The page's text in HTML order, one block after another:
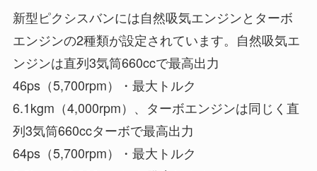
新型ピクシスバンには自然吸気エンジンとターボ
エンジンの2種類が設定されています。自然吸気エ
ンジンは直列3気筒660ccで最高出力
46ps（5,700rpm）・最大トルク
6.1kgm（4,000rpm）、ターボエンジンは同じく直
列3気筒660ccターボで最高出力
64ps（5,700rpm）・最大トルク